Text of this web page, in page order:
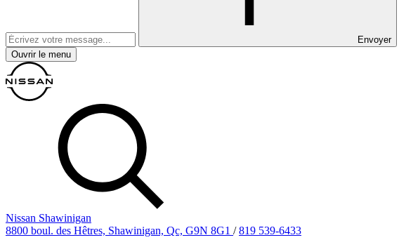
Envoyer
Ouvrir le menu
Nissan Shawinigan
8800 boul. des Hêtres, Shawinigan, Qc, G9N 8G1 / 819 539-6433